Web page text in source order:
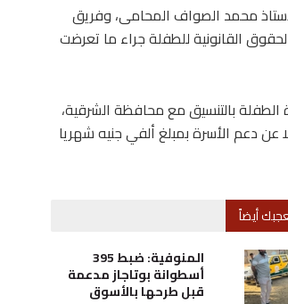
محمد الصواف المحامى، وفريق
القانونية للطفلة جراء ما تعرضت
بالتنسيق مع محافظة الشرقية،
دعم الأسرة بمبلغ ألفي جنيه شهريا
أيضاً
المنوفية: ضبط 395
أسطوانة بوتاجاز مدعمة
قبل طرحها بالأسوق